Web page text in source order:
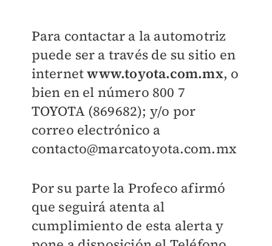
Para contactar a la automotriz
puede ser a través de su sitio en
internetwww.toyota.com.mx, o
bien en el número 800 7
TOYOTA (869682); y/o por
correo electrónico a
contacto@marcatoyota.com.mx
Por su parte la Profeco afirmó
que seguirá atenta al
cumplimiento de esta alerta y